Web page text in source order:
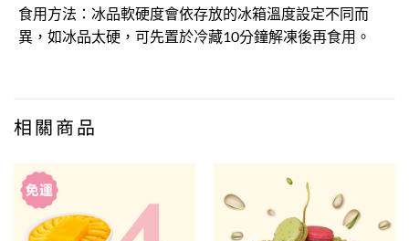
食用方法：冰品軟硬度會依存放的冰箱溫度設定不同而
異，如冰品太硬，可先置於冷藏10分鐘解凍後再食用。
相關商品